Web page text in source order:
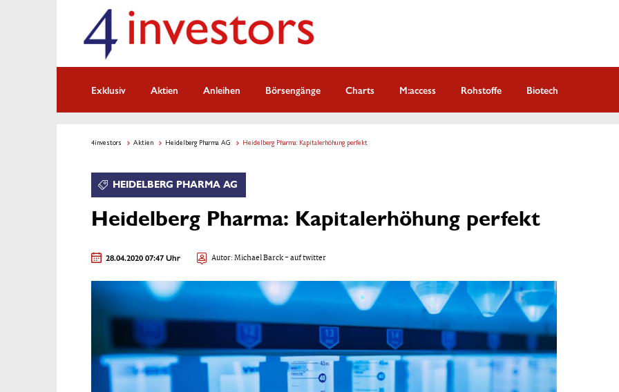
Exklusiv Aktien Anleihen Börsengänge Charts M:access Rohstoffe Biotech
4investors Aktien Heidelberg Pharma AG Heidelberg Pharma: Kapitalerhöhung perfekt
HEIDELBERG PHARMA AG
Heidelberg Pharma: Kapitalerhöhung perfekt
28.04.2020 07:47 Uhr Autor:Michael Barck- auf twitter